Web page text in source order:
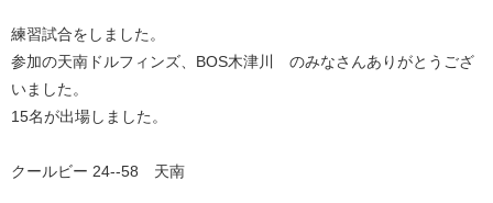
練習試合をしました。
参加の天南ドルフィンズ、BOS木津川 のみなさんありがとうござ
いました。
15名が出場しました。
クールビー 24--58 天南